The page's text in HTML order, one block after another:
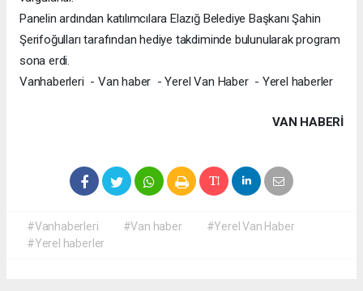
Panelin ardından katılımcılara Elazığ Belediye Başkanı Şahin
Şerifoğulları tarafından hediye takdiminde bulunularak program
sona erdi.
Vanhaberleri - Van haber - Yerel Van Haber - Yerel haberler
VAN HABERİ
#Vanhaberleri #Van haber
#Yerel Van Haber
#Yerel haberler